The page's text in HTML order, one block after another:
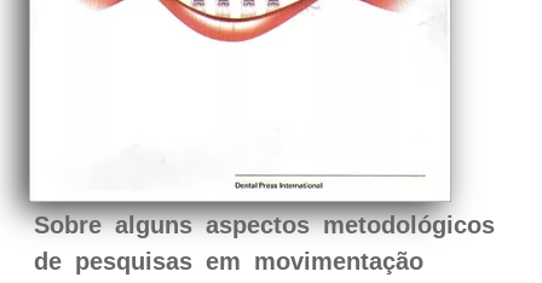
Sobre alguns aspectos metodológicos
de pesquisas em movimentação